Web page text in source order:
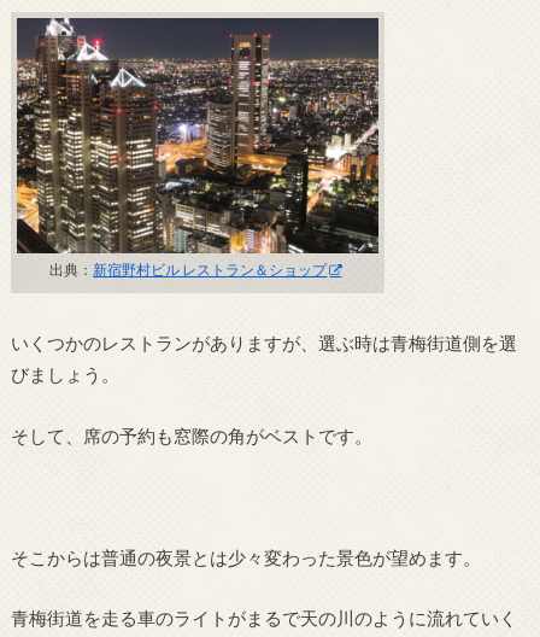
出典：新宿野村ビル レストラン＆ショップ
いくつかのレストランがありますが、選ぶ時は青梅街道側を選
びましょう。
そして、席の予約も窓際の角がベストです。
そこからは普通の夜景とは少々変わった景色が望めます。
青梅街道を走る車のライトがまるで天の川のように流れていく